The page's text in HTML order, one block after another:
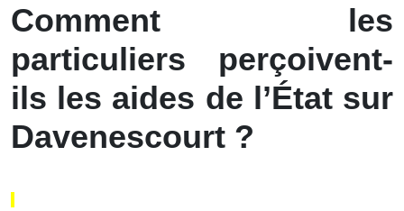
Comment les
particuliers perçoivent-
ils les aides de l’État sur
Davenescourt ?